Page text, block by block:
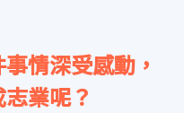
情深受感動，
業呢？